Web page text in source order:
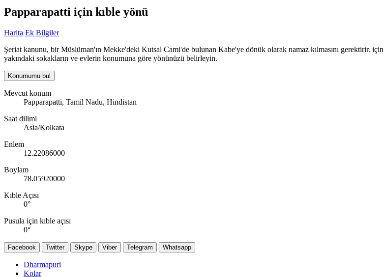
Papparapatti için kıble yönü
Harita Ek Bilgiler
Şeriat kanunu, bir Müslüman'ın Mekke'deki Kutsal Cami'de bulunan Kabe'ye dönük olarak namaz kılmasını gerektirir.
yakındaki sokakların ve evlerin konumuna göre yönünüzü belirleyin.
Konumumu bul
Mevcut konum
Papparapatti, Tamil Nadu, Hindistan
Saat dilimi
Asia/Kolkata
Enlem
12.22086000
Boylam
78.05920000
Kıble Açısı
0°
Pusula için kıble açısı
0°
Facebook Twitter Skype Viber Telegram Whatsapp
Dharmapuri
Kolar